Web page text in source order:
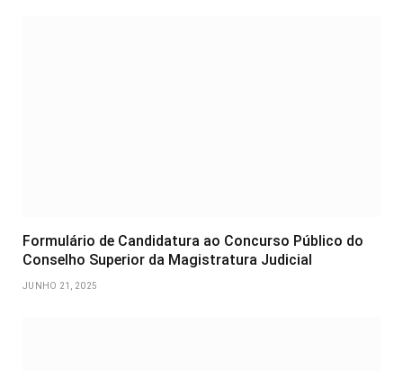
Formulário de Candidatura ao Concurso Público do
Conselho Superior da Magistratura Judicial
JUNHO 21, 2025